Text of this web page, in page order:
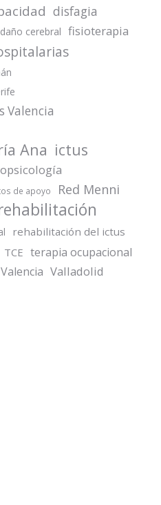
disfagia
cerebral fisioterapia
Valencia
Ana ictus
de apoyo Red Menni
rehabilitación del ictus
TCE terapia ocupacional
Valencia Valladolid